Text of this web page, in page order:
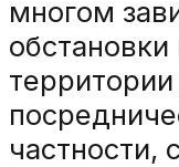
многом
обстановки
частности,